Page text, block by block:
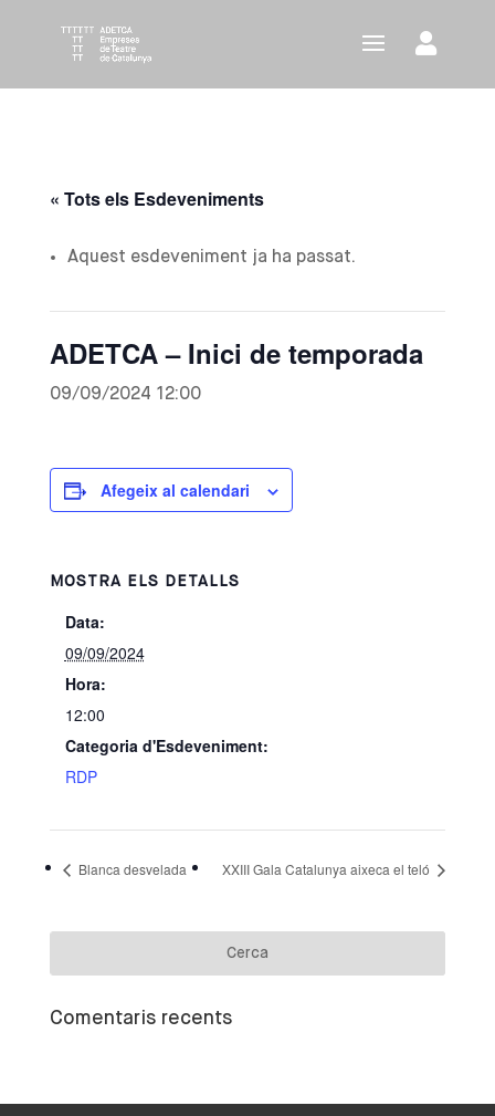
« Tots els Esdeveniments
Aquest esdeveniment ja ha passat.
ADETCA – Inici de temporada
09/09/2024 12:00
Afegeix al calendari
MOSTRA ELS DETALLS
Data:
09/09/2024
Hora:
12:00
Categoria d'Esdeveniment:
RDP
Blanca desvelada XXIII Gala Catalunya aixeca el teló
Comentaris recents